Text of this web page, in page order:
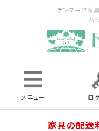
デンマーク家
ハ
メニュー ロ
家具の配送